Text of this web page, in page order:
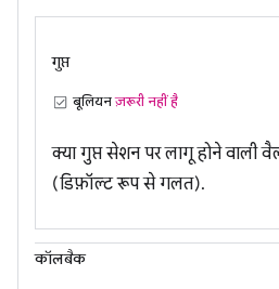
गुप्त
बूलियनज़रूरी नहीं है
क्या गुप्त सेशन पर लागू होने वाली
(डिफ़ॉल्ट रूप से गलत).
कॉलबैक